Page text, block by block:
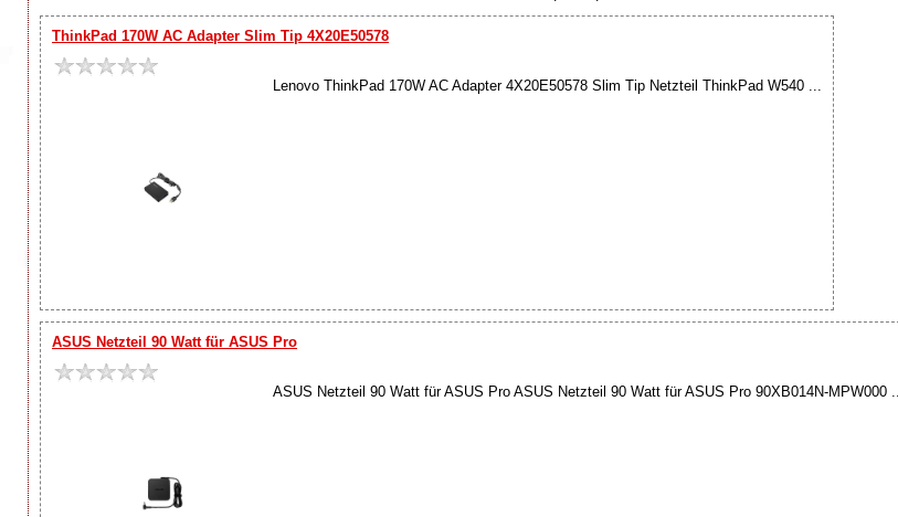
ThinkPad 170W AC Adapter Slim Tip 4X20E50578
Lenovo ThinkPad 170W AC Adapter 4X20E50578 Slim Tip Netzteil ThinkPad W540 ...
ASUS Netzteil 90 Watt für ASUS Pro
ASUS Netzteil 90 Watt für ASUS Pro ASUS Netzteil 90 Watt für ASUS Pro 90XB014N-MPW000 ...